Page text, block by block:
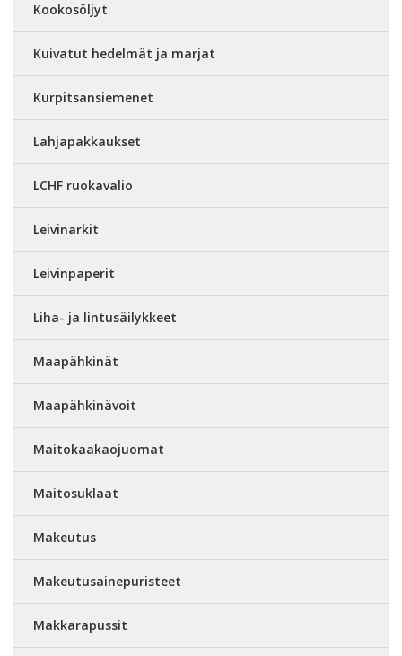
Kookosöljyt
Kuivatut hedelmät ja marjat
Kurpitsansiemenet
Lahjapakkaukset
LCHF ruokavalio
Leivinarkit
Leivinpaperit
Liha- ja lintusäilykkeet
Maapähkinät
Maapähkinävoit
Maitokaakaojuomat
Maitosuklaat
Makeutus
Makeutusainepuristeet
Makkarapussit